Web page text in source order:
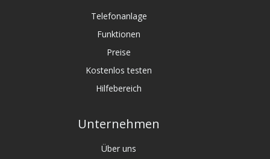
Telefonanlage
Funktionen
Preise
Kostenlos testen
Hilfebereich
Unternehmen
Über uns